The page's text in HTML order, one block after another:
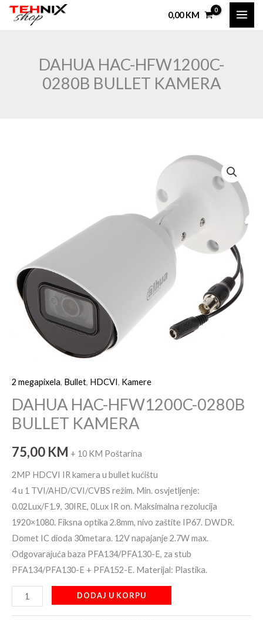
Skip
0,00KM
DAHUA HAC-HFW1200C-
0280B BULLET KAMERA
2 megapixela, Bullet, HDCVI, Kamere
DAHUA HAC-HFW1200C-0280B
BULLET KAMERA
75,00 KM + 10 KM Poštarina
2MP HDCVI IR kamera u bullet kućištu
4 u 1 TVI/AHD/CVI/CVBS režim. Min. osvjetljenje:
0.02Lux/F1.9, 30IRE, 0Lux IR on. Maksimalna rezolucija
1920×1080. Fiksna optika 2.8mm, nivo zaštite IP67. DWDR.
Domet IC dioda 30metara. 12V napajanje 2.7W max.
Odgovarajuća baza PFA134/PFA130-E, za stub
PFA134/PFA130-E + PFA152-E. Materijal: Plastika.
količina
DODAJ U KORPU